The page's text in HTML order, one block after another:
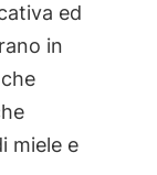
ed
in
miele e